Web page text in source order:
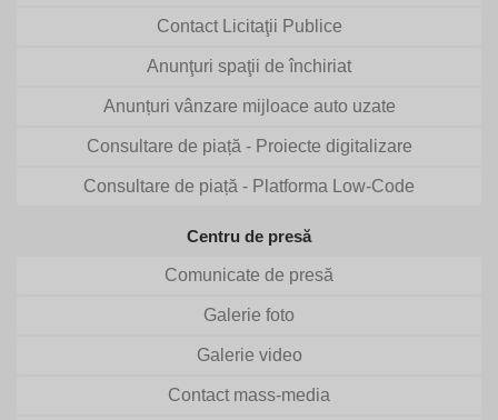
Contact Licitaţii Publice
Anunţuri spaţii de închiriat
Anunțuri vânzare mijloace auto uzate
Consultare de piață - Proiecte digitalizare
Consultare de piață - Platforma Low-Code
Centru de presă
Comunicate de presă
Galerie foto
Galerie video
Contact mass-media